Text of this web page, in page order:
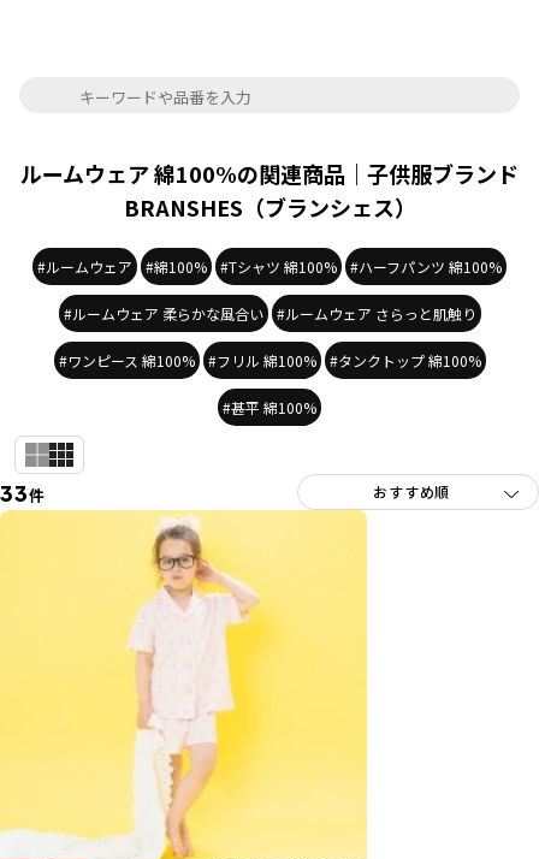
ルームウェア 綿100%の関連商品｜子供服ブランド
BRANSHES（ブランシェス）
#ルームウェア #綿100% #Tシャツ 綿100% #ハーフパンツ 綿100%
#ルームウェア 柔らかな風合い #ルームウェア さらっと肌触り
#ワンピース 綿100% #フリル 綿100% #タンクトップ 綿100%
#甚平 綿100%
33件